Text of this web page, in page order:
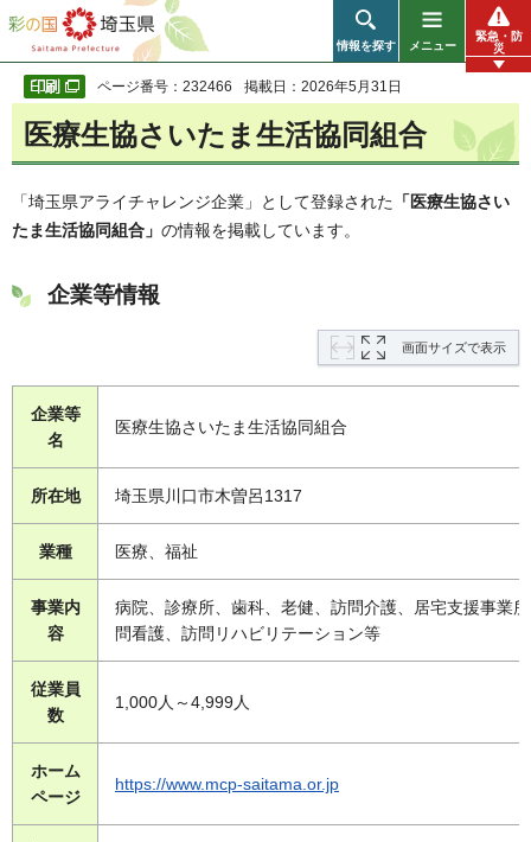
彩の国 埼玉県
情報を探す メニュー
緊急・防
災
ページ番号：232466 掲載日：2026年5月31日
医療生協さいたま生活協同組合
「埼玉県アライチャレンジ企業」として登録された 「医療生協さい
たま生活協同組合」 の情報を掲載しています。
企業等情報
画面サイズで表示
企業等
名
医療生協さいたま生活協同組合
所在地 埼玉県川口市木曽呂1317
業種 医療、福祉
事業内
容
病院、診療所、歯科、老健、訪問介護、居宅支援事業
問看護、訪問リハビリテーション等
従業員
数
1,000人～4,999人
ホーム
ページ
https://www.mcp-saitama.or.jp